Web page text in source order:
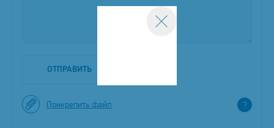
ОТПРАВИТЬ
Прикрепить файл ?